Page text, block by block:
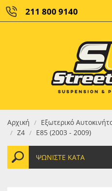
211 800 9140
Αρχική / Εξωτερικό
/ Ζ4 / Ε85 (2003 - 2009)
ΨΩΝΊΣΤΕ ΚΑΤΆ